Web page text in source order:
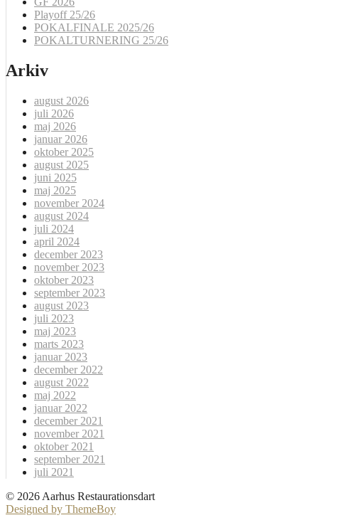
Playoff 25/26
POKALFINALE 2025/26
POKALTURNERING 25/26
Arkiv
august 2026
juli 2026
maj 2026
januar 2026
oktober 2025
august 2025
juni 2025
maj 2025
november 2024
august 2024
juli 2024
april 2024
december 2023
november 2023
oktober 2023
september 2023
august 2023
juli 2023
maj 2023
marts 2023
januar 2023
december 2022
august 2022
maj 2022
januar 2022
december 2021
november 2021
oktober 2021
september 2021
juli 2021
© 2026 Aarhus Restaurationsdart
Designed by ThemeBoy